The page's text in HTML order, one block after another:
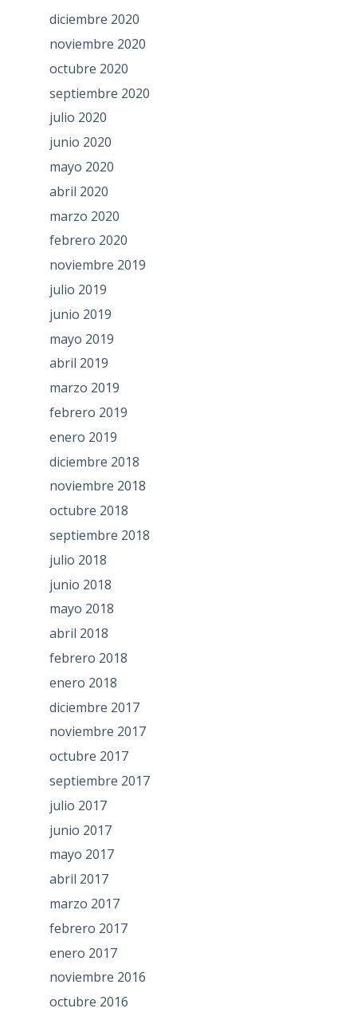
diciembre 2020
noviembre 2020
octubre 2020
septiembre 2020
julio 2020
junio 2020
mayo 2020
abril 2020
marzo 2020
febrero 2020
noviembre 2019
julio 2019
junio 2019
mayo 2019
abril 2019
marzo 2019
febrero 2019
enero 2019
diciembre 2018
noviembre 2018
octubre 2018
septiembre 2018
julio 2018
junio 2018
mayo 2018
abril 2018
febrero 2018
enero 2018
diciembre 2017
noviembre 2017
octubre 2017
septiembre 2017
julio 2017
junio 2017
mayo 2017
abril 2017
marzo 2017
febrero 2017
enero 2017
noviembre 2016
octubre 2016